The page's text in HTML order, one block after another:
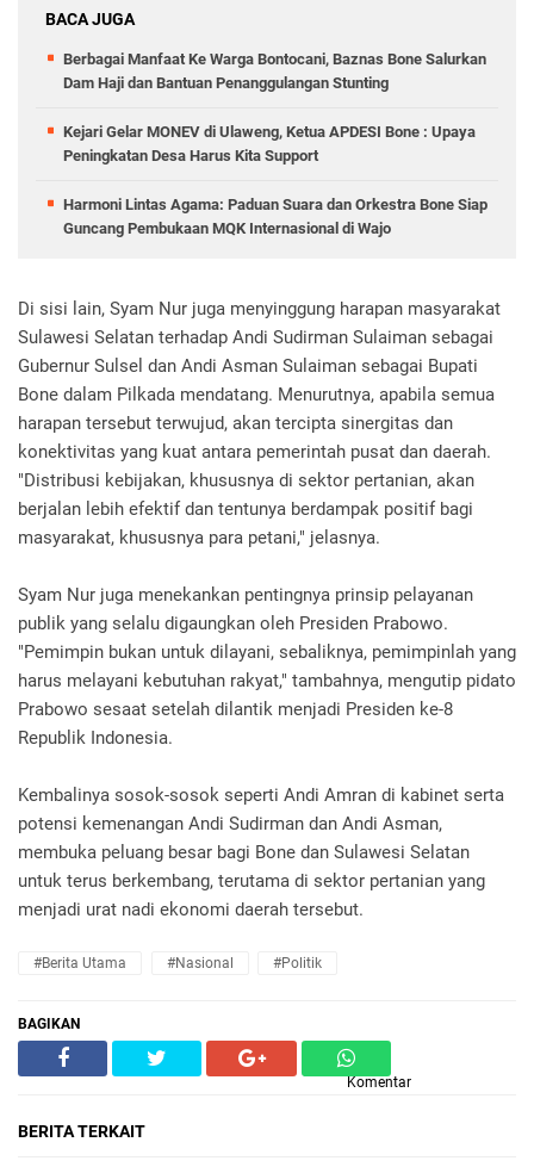
BACA JUGA
Berbagai Manfaat Ke Warga Bontocani, Baznas Bone Salurkan
Dam Haji dan Bantuan Penanggulangan Stunting
Kejari Gelar MONEV di Ulaweng, Ketua APDESI Bone : Upaya
Peningkatan Desa Harus Kita Support
Harmoni Lintas Agama: Paduan Suara dan Orkestra Bone Siap
Guncang Pembukaan MQK Internasional di Wajo
Di sisi lain, Syam Nur juga menyinggung harapan masyarakat
Sulawesi Selatan terhadap Andi Sudirman Sulaiman sebagai
Gubernur Sulsel dan Andi Asman Sulaiman sebagai Bupati
Bone dalam Pilkada mendatang. Menurutnya, apabila semua
harapan tersebut terwujud, akan tercipta sinergitas dan
konektivitas yang kuat antara pemerintah pusat dan daerah.
"Distribusi kebijakan, khususnya di sektor pertanian, akan
berjalan lebih efektif dan tentunya berdampak positif bagi
masyarakat, khususnya para petani," jelasnya.
Syam Nur juga menekankan pentingnya prinsip pelayanan
publik yang selalu digaungkan oleh Presiden Prabowo.
"Pemimpin bukan untuk dilayani, sebaliknya, pemimpinlah yang
harus melayani kebutuhan rakyat," tambahnya, mengutip pidato
Prabowo sesaat setelah dilantik menjadi Presiden ke-8
Republik Indonesia.
Kembalinya sosok-sosok seperti Andi Amran di kabinet serta
potensi kemenangan Andi Sudirman dan Andi Asman,
membuka peluang besar bagi Bone dan Sulawesi Selatan
untuk terus berkembang, terutama di sektor pertanian yang
menjadi urat nadi ekonomi daerah tersebut.
#Berita Utama #Nasional #Politik
BAGIKAN
Komentar
BERITA TERKAIT